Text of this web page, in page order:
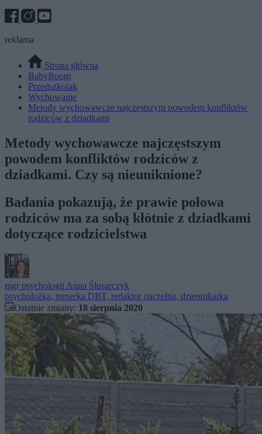
reklama
Strona główna
BabyBoom
Przedszkolak
Wychowanie
Metody wychowawcze najczęstszym powodem konfliktów
rodziców z dziadkami
Metody wychowawcze najczęstszym
powodem konfliktów rodziców z
dziadkami. Czy są nieuniknione?
Badania pokazują, że prawie połowa
rodziców ma za sobą kłótnie z dziadkami
dotyczące rodzicielstwa
mgr psychologii Anna Ślusarczyk
psycholożka, trenerka DBT, redaktor naczelna, dziennikarka
Ostatnie zmiany: 18 sierpnia 2020